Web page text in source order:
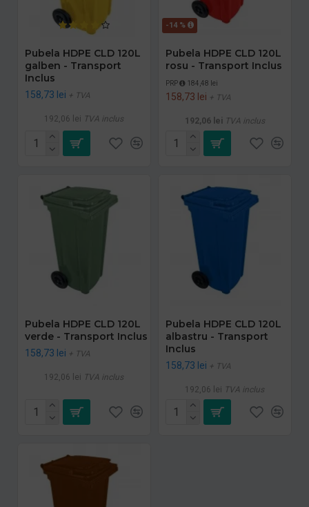
Pubela HDPE CLD 120L
galben - Transport
Inclus
158,73 lei + TVA
192,06 lei TVA inclus
-14 %
Pubela HDPE CLD 120L
rosu - Transport Inclus
PRP 184,48 lei
158,73 lei + TVA
192,06 lei TVA inclus
Pubela HDPE CLD 120L
verde - Transport Inclus
158,73 lei + TVA
192,06 lei TVA inclus
Pubela HDPE CLD 120L
albastru - Transport
Inclus
158,73 lei + TVA
192,06 lei TVA inclus